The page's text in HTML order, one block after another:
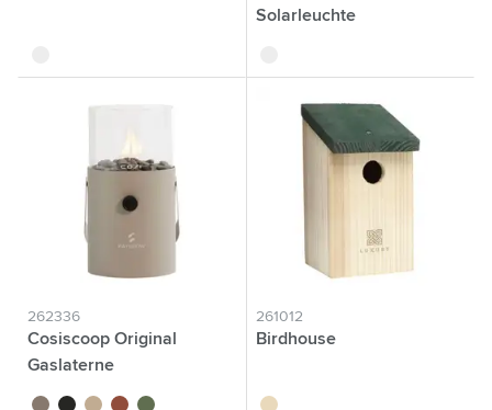
Solarleuchte
262336
Cosiscoop Original
Gaslaterne
brun noir beigeterracottavert mousse
261012
Birdhouse
brun bois